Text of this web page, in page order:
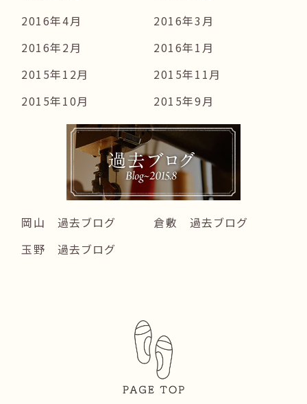
2016年4月
2016年3月
2016年2月
2016年1月
2015年12月
2015年11月
2015年10月
2015年9月
岡山 過去ブログ
倉敷 過去ブログ
玉野 過去ブログ